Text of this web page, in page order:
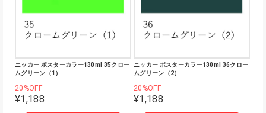
ニッカー ポスターカラー130ml 35クロー
ムグリーン（1）
20%OFF
¥1,188
ニッカー ポスターカラー130ml 36クロー
ムグリーン（2）
20%OFF
¥1,188